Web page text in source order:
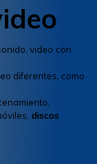
video con
diferentes, como
discos